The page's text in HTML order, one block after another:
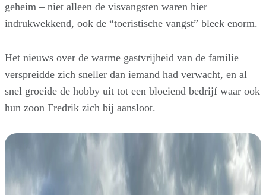
geheim – niet alleen de visvangsten waren hier
indrukwekkend, ook de “toeristische vangst” bleek enorm.
Het nieuws over de warme gastvrijheid van de familie
verspreidde zich sneller dan iemand had verwacht, en al
snel groeide de hobby uit tot een bloeiend bedrijf waar ook
hun zoon Fredrik zich bij aansloot.